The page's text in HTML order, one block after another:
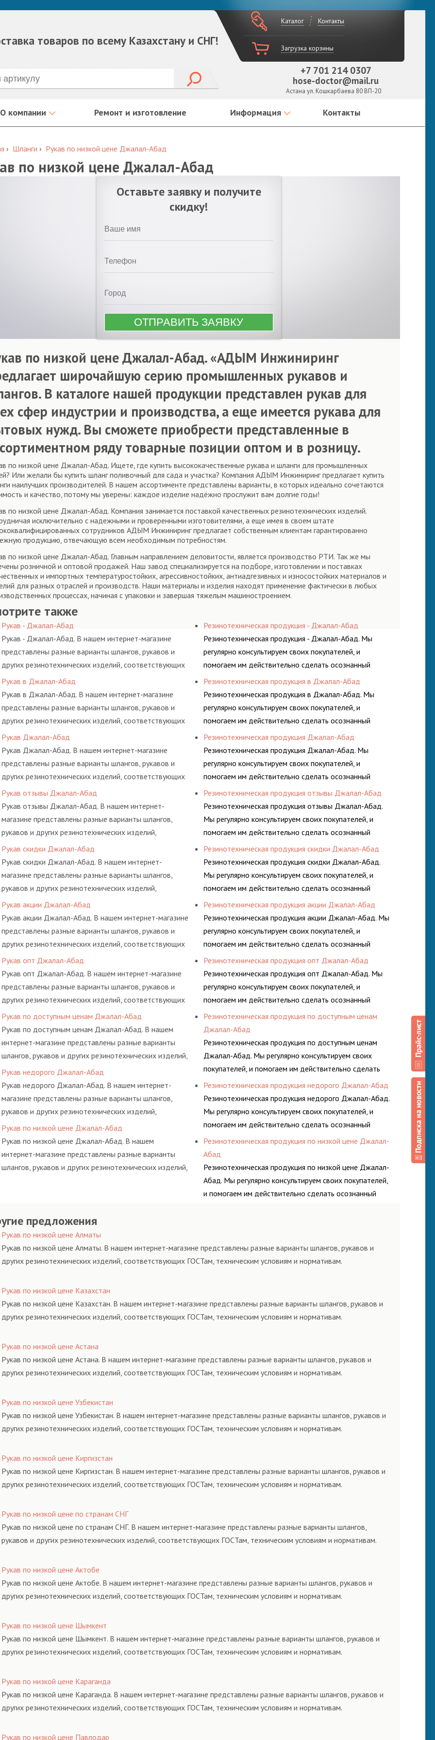
товаров по всему Казахстану и СНГ!
Каталог Контакты
Загрузка корзины
+7 701 214 0307
hose-doctor@mail.ru
Астана ул. Кошкарбаева 80 ВП-20
О компании Ремонт и изготовление Информация Контакты
› Шланги › Рукав по низкой цене Джалал-Абад
по низкой цене Джалал-Абад
Оставьте заявку и получите
скидку!
по низкой цене Джалал-Абад. «АДЫМ Инжиниринг
широчайшую серию промышленных рукавов и
В каталоге нашей продукции представлен рукав для
сфер индустрии и производства, а еще имеется рукава для
нужд. Вы сможете приобрести представленные в
ряду товарные позиции оптом и в розницу.
по низкой цене Джалал-Абад. Ищете, где купить высококачественные рукава и шланги для промышленных
Или желали бы купить шланг поливочный для сада и участка? Компания АДЫМ Инжиниринг предлагает купить
наилучших производителей. В нашем ассортименте представлены варианты, в которых идеально сочетаются
и качество, потому мы уверены: каждое изделие надёжно прослужит вам долгие годы!
по низкой цене Джалал-Абад. Компания занимается поставкой качественных резинотехнических изделий.
исключительно с надежными и проверенными изготовителями, а еще имея в своем штате
сотрудников АДЫМ Инжиниринг предлагает собственным клиентам гарантированно
продукцию, отвечающую всем необходимым потребностям.
по низкой цене Джалал-Абад. Главным направлением деловитости, является производство РТИ. Так же мы
розничной и оптовой продажей. Наш завод специализируется на подборе, изготовлении и поставках
и импортных температуростойких, агрессивностойких, антиадгезивных и износостойких материалов и
для разных отраслей и производств. Наши материалы и изделия находят применение фактически в любых
процессах, начиная с упаковки и завершая тяжелым машиностроением.
также
Рукав - Джалал-Абад
Рукав - Джалал-Абад. В нашем интернет-магазине
представлены разные варианты шлангов, рукавов и
других резинотехнических изделий, соответствующих
ГОСТам, техническим условиям и нормативам.
Рукав в Джалал-Абад
Рукав в Джалал-Абад. В нашем интернет-магазине
представлены разные варианты шлангов, рукавов и
других резинотехнических изделий, соответствующих
ГОСТам, техническим условиям и нормативам.
Рукав Джалал-Абад
Рукав Джалал-Абад. В нашем интернет-магазине
представлены разные варианты шлангов, рукавов и
других резинотехнических изделий, соответствующих
ГОСТам, техническим условиям и нормативам.
Рукав отзывы Джалал-Абад
Рукав отзывы Джалал-Абад. В нашем интернет-
магазине представлены разные варианты шлангов,
рукавов и других резинотехнических изделий,
соответствующих ГОСТам, техническим условиям и
нормативам.
Рукав скидки Джалал-Абад
Рукав скидки Джалал-Абад. В нашем интернет-
магазине представлены разные варианты шлангов,
рукавов и других резинотехнических изделий,
соответствующих ГОСТам, техническим условиям и
нормативам.
Рукав акции Джалал-Абад
Рукав акции Джалал-Абад. В нашем интернет-магазине
представлены разные варианты шлангов, рукавов и
других резинотехнических изделий, соответствующих
ГОСТам, техническим условиям и нормативам.
Рукав опт Джалал-Абад
Рукав опт Джалал-Абад. В нашем интернет-магазине
представлены разные варианты шлангов, рукавов и
других резинотехнических изделий, соответствующих
ГОСТам, техническим условиям и нормативам.
Рукав по доступным ценам Джалал-Абад
Рукав по доступным ценам Джалал-Абад. В нашем
интернет-магазине представлены разные варианты
шлангов, рукавов и других резинотехнических изделий,
соответствующих ГОСТам, техническим условиям и
нормативам.
Рукав недорого Джалал-Абад
Рукав недорого Джалал-Абад. В нашем интернет-
магазине представлены разные варианты шлангов,
рукавов и других резинотехнических изделий,
соответствующих ГОСТам, техническим условиям и
нормативам.
Рукав по низкой цене Джалал-Абад
Рукав по низкой цене Джалал-Абад. В нашем
интернет-магазине представлены разные варианты
шлангов, рукавов и других резинотехнических изделий,
Резинотехническая продукция - Джалал-Абад
Резинотехническая продукция - Джалал-Абад. Мы
регулярно консультируем своих покупателей, и
помогаем им действительно сделать осознанный
выбор, лучший для решения поставленных задач. И
делаем это полностью БЕСПЛАТНО.
Резинотехническая продукция в Джалал-Абад
Резинотехническая продукция в Джалал-Абад. Мы
регулярно консультируем своих покупателей, и
помогаем им действительно сделать осознанный
выбор, лучший для решения поставленных задач. И
делаем это полностью БЕСПЛАТНО.
Резинотехническая продукция Джалал-Абад
Резинотехническая продукция Джалал-Абад. Мы
регулярно консультируем своих покупателей, и
помогаем им действительно сделать осознанный
выбор, лучший для решения поставленных задач. И
делаем это полностью БЕСПЛАТНО.
Резинотехническая продукция отзывы Джалал-Абад
Резинотехническая продукция отзывы Джалал-Абад.
Мы регулярно консультируем своих покупателей, и
помогаем им действительно сделать осознанный
выбор, лучший для решения поставленных задач. И
делаем это полностью БЕСПЛАТНО.
Резинотехническая продукция скидки Джалал-Абад
Резинотехническая продукция скидки Джалал-Абад.
Мы регулярно консультируем своих покупателей, и
помогаем им действительно сделать осознанный
выбор, лучший для решения поставленных задач. И
делаем это полностью БЕСПЛАТНО.
Резинотехническая продукция акции Джалал-Абад
Резинотехническая продукция акции Джалал-Абад. Мы
регулярно консультируем своих покупателей, и
помогаем им действительно сделать осознанный
выбор, лучший для решения поставленных задач. И
делаем это полностью БЕСПЛАТНО.
Резинотехническая продукция опт Джалал-Абад
Резинотехническая продукция опт Джалал-Абад. Мы
регулярно консультируем своих покупателей, и
помогаем им действительно сделать осознанный
выбор, лучший для решения поставленных задач. И
делаем это полностью БЕСПЛАТНО.
Резинотехническая продукция по доступным ценам
Джалал-Абад
Резинотехническая продукция по доступным ценам
Джалал-Абад. Мы регулярно консультируем своих
покупателей, и помогаем им действительно сделать
осознанный выбор, лучший для решения поставленных
задач. И делаем это полностью БЕСПЛАТНО.
Резинотехническая продукция недорого Джалал-Абад
Резинотехническая продукция недорого Джалал-Абад.
Мы регулярно консультируем своих покупателей, и
помогаем им действительно сделать осознанный
выбор, лучший для решения поставленных задач. И
делаем это полностью БЕСПЛАТНО.
Резинотехническая продукция по низкой цене Джалал-
Абад
Резинотехническая продукция по низкой цене Джалал-
Абад. Мы регулярно консультируем своих покупателей,
и помогаем им действительно сделать осознанный
предложения
Рукав по низкой цене Алматы
Рукав по низкой цене Алматы. В нашем интернет-магазине представлены разные варианты шлангов, рукавов и
других резинотехнических изделий, соответствующих ГОСТам, техническим условиям и нормативам.
Рукав по низкой цене Казахстан
Рукав по низкой цене Казахстан. В нашем интернет-магазине представлены разные варианты шлангов, рукавов и
других резинотехнических изделий, соответствующих ГОСТам, техническим условиям и нормативам.
Рукав по низкой цене Астана
Рукав по низкой цене Астана. В нашем интернет-магазине представлены разные варианты шлангов, рукавов и
других резинотехнических изделий, соответствующих ГОСТам, техническим условиям и нормативам.
Рукав по низкой цене Узбекистан
Рукав по низкой цене Узбекистан. В нашем интернет-магазине представлены разные варианты шлангов, рукавов и
других резинотехнических изделий, соответствующих ГОСТам, техническим условиям и нормативам.
Рукав по низкой цене Киргизстан
Рукав по низкой цене Киргизстан. В нашем интернет-магазине представлены разные варианты шлангов, рукавов и
других резинотехнических изделий, соответствующих ГОСТам, техническим условиям и нормативам.
Рукав по низкой цене по странам СНГ
Рукав по низкой цене по странам СНГ. В нашем интернет-магазине представлены разные варианты шлангов,
рукавов и других резинотехнических изделий, соответствующих ГОСТам, техническим условиям и нормативам.
Рукав по низкой цене Актобе
Рукав по низкой цене Актобе. В нашем интернет-магазине представлены разные варианты шлангов, рукавов и
других резинотехнических изделий, соответствующих ГОСТам, техническим условиям и нормативам.
Рукав по низкой цене Шымкент
Рукав по низкой цене Шымкент. В нашем интернет-магазине представлены разные варианты шлангов, рукавов и
других резинотехнических изделий, соответствующих ГОСТам, техническим условиям и нормативам.
Рукав по низкой цене Караганда
Рукав по низкой цене Караганда. В нашем интернет-магазине представлены разные варианты шлангов, рукавов и
других резинотехнических изделий, соответствующих ГОСТам, техническим условиям и нормативам.
Рукав по низкой цене Павлодар